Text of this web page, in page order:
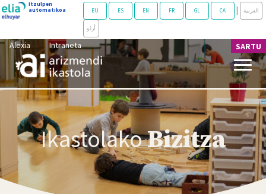
Alexia Intraneta SARTU
IkastolakoBizitza